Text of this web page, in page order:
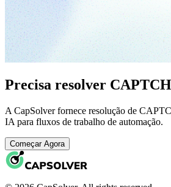
Precisa resolver
A CapSolver fornece resolução de
IA para fluxos de trabalho de automação.
Começar Agora